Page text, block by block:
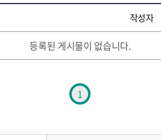
작성자
등록된 게시물이 없습니다.
1